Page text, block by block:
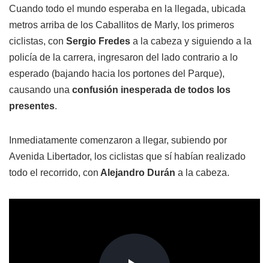
Cuando todo el mundo esperaba en la llegada, ubicada
metros arriba de los Caballitos de Marly, los primeros
ciclistas, con Sergio Fredes a la cabeza y siguiendo a la
policía de la carrera, ingresaron del lado contrario a lo
esperado (bajando hacia los portones del Parque),
causando una confusión inesperada de todos los
presentes.
Inmediatamente comenzaron a llegar, subiendo por
Avenida Libertador, los ciclistas que sí habían realizado
todo el recorrido, con Alejandro Durán a la cabeza.